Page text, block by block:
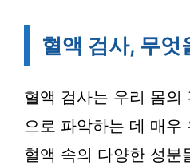
혈액 검사, 무엇
혈액 검사는 우리 몸의
으로 파악하는 데 매우
혈액 속의 다양한 성분